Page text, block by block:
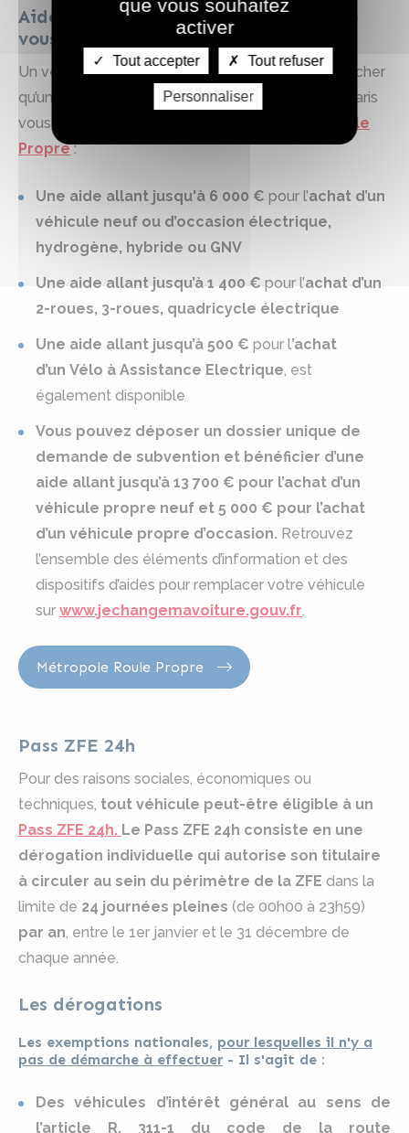
Aides au remplacement : la Métropole
vous soutient
Un véhicule électrique peut parfois coûter moins cher
qu’un véhicule essence. La Métropole du Grand Paris
vous soutient grâce au dispositif
Métropole Roule
Propre:
Une aide allant jusqu'à 6 000 € pour l’achat d’un
véhicule neuf ou d’occasion électrique,
hydrogène, hybride ou GNV
Une aide allant jusqu’à 1 400 € pour l’achat d’un
2-roues, 3-roues, quadricycle électrique
Une aide allant jusqu’à 500 € pour l’achat
d’un Vélo à Assistance Electrique, est
également disponible
Vous pouvez déposer un dossier unique de
demande de subvention et bénéficier d’une
aide allant jusqu’à 13 700 € pour l’achat d’un
véhicule propre neuf et 5 000 € pour l’achat
d’un véhicule propre d’occasion. Retrouvez
l’ensemble des éléments d’information et des
dispositifs d’aides pour remplacer votre véhicule
sur www.jechangemavoiture.gouv.fr.
Métropole Roule Propre
Pass ZFE 24h
Pour des raisons sociales, économiques ou
techniques, tout véhicule peut-être éligible à un
Pass ZFE 24h. Le Pass ZFE 24h consiste en une
dérogation individuelle qui autorise son titulaire
à circuler au sein du périmètre de la ZFE dans la
limite de 24 journées pleines (de 00h00 à 23h59)
par an, entre le 1er janvier et le 31 décembre de
chaque année.
Les dérogations
Les exemptions nationales, pour lesquelles il n'y a
pas de démarche à effectuer - Il s'agit de :
Des véhicules d’intérêt général au sens de
l’article R. 311-1 du code de la route
que vous souhaitez
activer
Tout accepter Tout refuser
Personnaliser